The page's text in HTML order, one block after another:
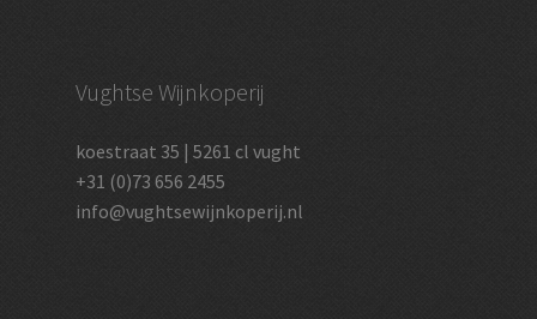
Vughtse Wijnkoperij
koestraat 35 | 5261 cl vught
+31 (0)73 656 2455
info@vughtsewijnkoperij.nl